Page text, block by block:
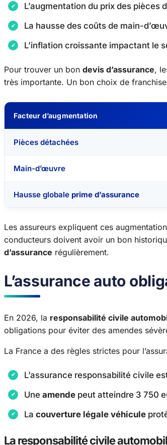
L’augmentation du prix des
La hausse des coûts de main-
L’inflation croissante impactant le
Pour trouver un bon devis d’assurance,
très importante. Un bon choix de
Facteur d’augmentation
Pièces détachées
Main-d’œuvre
Hausse globale prime d’assurance
Les assureurs expliquent ces
conducteurs doivent avoir un bon
d’assurance régulièrement.
L’assurance auto
En 2026, la responsabilité civile
obligations pour éviter des amendes
La France a des règles strictes pour
L’assurance responsabilité civile
Une amende peut atteindre 3 750
La couverture légale véhicule
La responsabilité civile